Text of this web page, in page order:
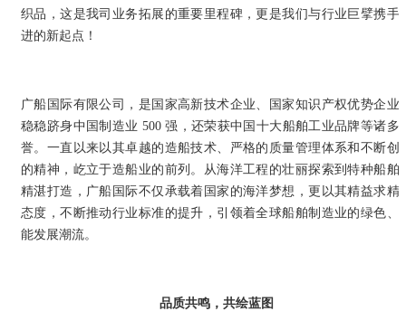
织品，这是我司业务拓展的重要里程碑，更是我们与行业巨擘携手
进的新起点！
广船国际有限公司，是国家高新技术企业、国家知识产权优势企业
稳稳跻身中国制造业 500 强，还荣获中国十大船舶工业品牌等诸多
誉。一直以来以其卓越的造船技术、严格的质量管理体系和不断创
的精神，屹立于造船业的前列。从海洋工程的壮丽探索到特种船舶
精湛打造，广船国际不仅承载着国家的海洋梦想，更以其精益求精
态度，不断推动行业标准的提升，引领着全球船舶制造业的绿色、
能发展潮流。
品质共鸣，共绘蓝图